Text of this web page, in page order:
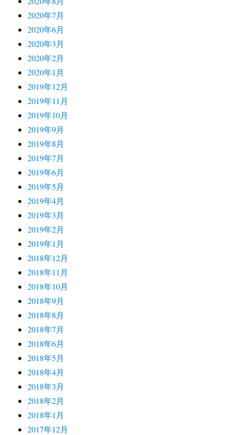
2020年7月
2020年6月
2020年3月
2020年2月
2020年1月
2019年12月
2019年11月
2019年10月
2019年9月
2019年8月
2019年7月
2019年6月
2019年5月
2019年4月
2019年3月
2019年2月
2019年1月
2018年12月
2018年11月
2018年10月
2018年9月
2018年8月
2018年7月
2018年6月
2018年5月
2018年4月
2018年3月
2018年2月
2018年1月
2017年12月